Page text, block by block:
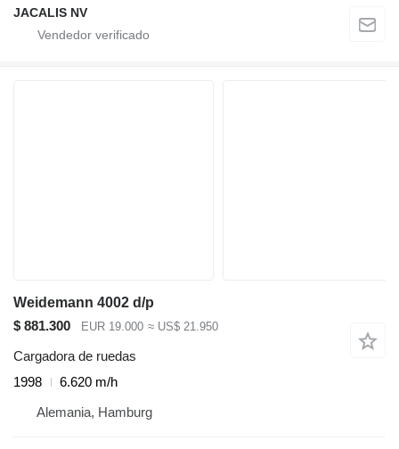
JACALIS NV
Weidemann 4002 d/p
$ 881.300
EUR 19.000 ≈ US$ 21.950
Cargadora de ruedas
1998
6.620 m/h
Alemania, Hamburg